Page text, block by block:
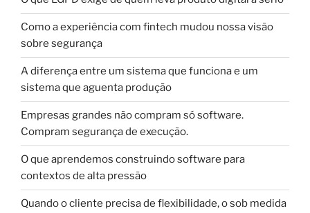
Como a experiência com fintech mudou nossa visão
sobre segurança
A diferença entre um sistema que funciona e um
sistema que aguenta produção
Empresas grandes não compram só software.
Compram segurança de execução.
O que aprendemos construindo software para
contextos de alta pressão
Quando o cliente precisa de flexibilidade, o sob medida